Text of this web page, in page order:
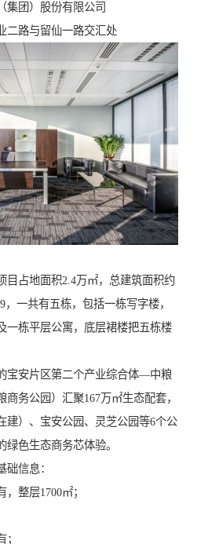
集团）股份有限公司
二路与留仙一路交汇处
目占地面积2.4万㎡，总建筑面积约
，一共有五栋，包括一栋写字楼，
一栋平层公寓，底层裙楼把五栋楼
宝安片区第二个产业综合体—中粮
务公园）汇聚167万㎡生态配套，
建）、宝安公园、灵芝公园等6个公
绿色生态商务芯体验。
础信息：
整层1700㎡；